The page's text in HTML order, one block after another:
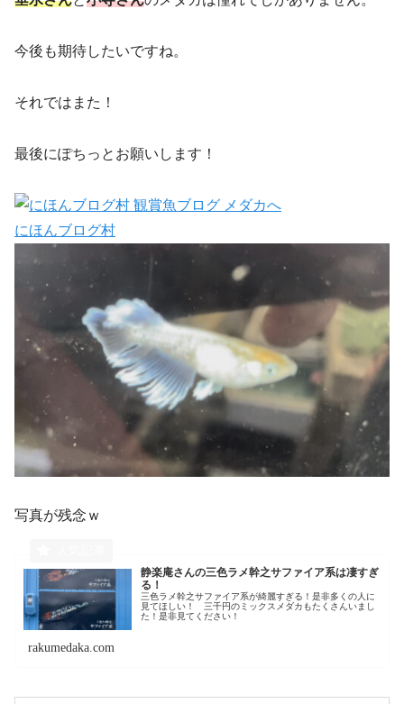
今後も期待したいですね。
それではまた！
最後にぽちっとお願いします！
にほんブログ村
写真が残念ｗ
静楽庵さんの三色ラメ幹之サファイア系は凄すぎ
る！
三色ラメ幹之サファイア系が綺麗すぎる！是非多くの人に
見てほしい！ 三千円のミックスメダカもたくさんいまし
た！是非見てください！
rakumedaka.com